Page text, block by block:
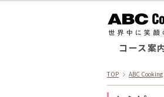
コース案
TOP ABC